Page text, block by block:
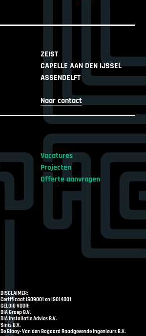
ZEIST
CAPELLE AAN DEN IJSSEL
ASSENDELFT
Naar contact
Vacatures
Projecten
Offerte aanvragen
DISCLAIMER:
Certificaat ISO9001 en ISO14001
GELDIG VOOR:
DIA Groep B.V.
DIA Installatie Advies B.V.
Sinis B.V.
De Blaay- Van den Bogaard Raadgevende Ingenieurs B.V.